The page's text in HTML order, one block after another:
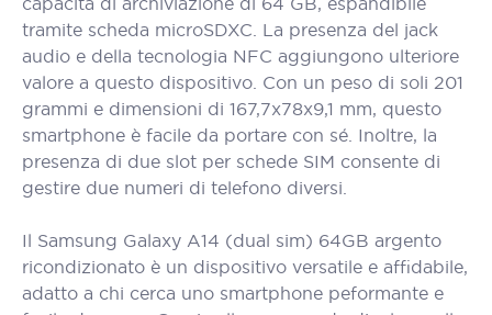
tramite scheda microSDXC. La presenza del jack
audio e della tecnologia NFC aggiungono ulteriore
valore a questo dispositivo. Con un peso di soli 201
grammi e dimensioni di 167,7x78x9,1 mm, questo
smartphone è facile da portare con sé. Inoltre, la
presenza di due slot per schede SIM consente di
gestire due numeri di telefono diversi.
Il Samsung Galaxy A14 (dual sim) 64GB argento
ricondizionato è un dispositivo versatile e affidabile,
adatto a chi cerca uno smartphone peformante e